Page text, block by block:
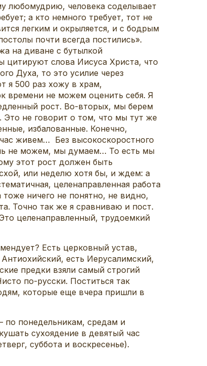
любомудрию, человека соделывает
а кто немного требует, тот не
легким и окрыляется, и с бодрым
почти всегда постились».
на диване с бутылкой
цитируют слова Иисуса Христа, что
Духа, то это усилие через
я 500 раз хожу в храм,
времени не можем оценить себя. Я
рост. Во-вторых, мы берем
Это не говорит о том, что мы тут же
избалованные. Конечно,
живем… Без высокоскоростного
не можем, мы думаем… То есть мы
этот рост должен быть
или неделю хотя бы, и ждем: а
целенаправленная работа
ничего не понятно, не видно,
Точно так же я сравниваю и пост.
целенаправленный, трудоемкий
Есть церковный устав,
есть Иерусалимский,
предки взяли самый строгий
по-русски. Поститься так
которые еще вчера пришли в
по понедельникам, средам и
сухоядение в девятый час
суббота и воскресенье).